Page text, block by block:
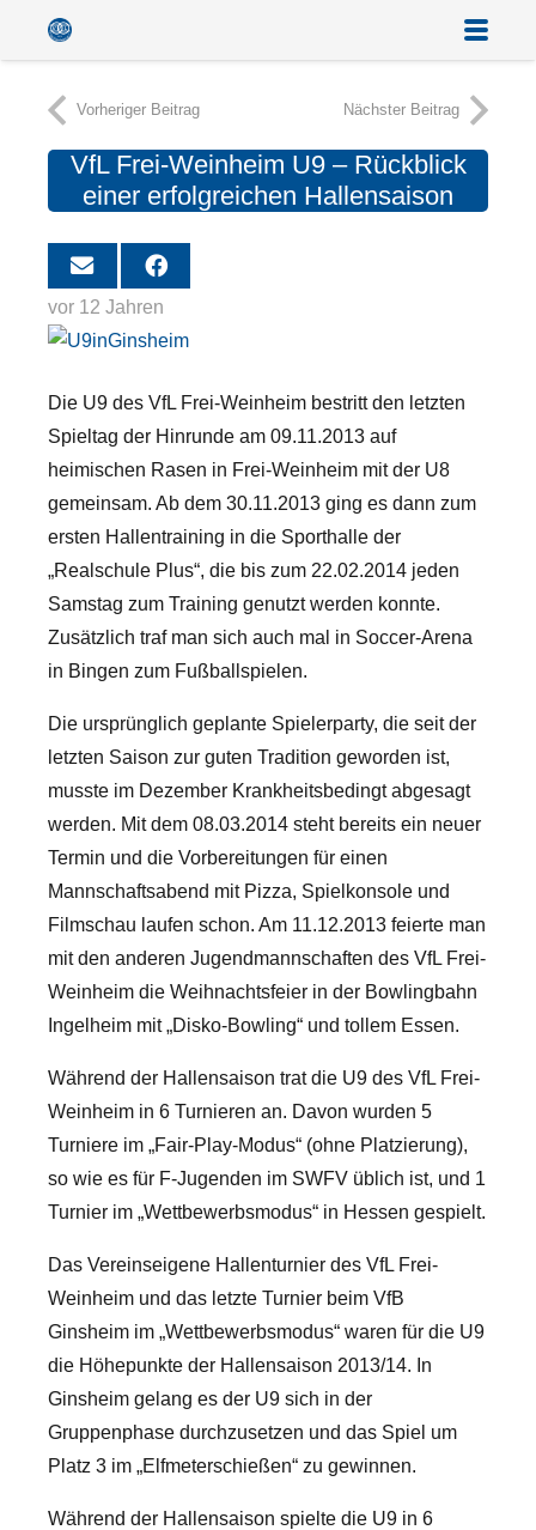
Vorheriger Beitrag Nächster Beitrag
VfL Frei-Weinheim U9 – Rückblick
einer erfolgreichen Hallensaison
vor 12 Jahren
Die U9 des VfL Frei-Weinheim bestritt den letzten
Spieltag der Hinrunde am 09.11.2013 auf
heimischen Rasen in Frei-Weinheim mit der U8
gemeinsam. Ab dem 30.11.2013 ging es dann zum
ersten Hallentraining in die Sporthalle der
„Realschule Plus“, die bis zum 22.02.2014 jeden
Samstag zum Training genutzt werden konnte.
Zusätzlich traf man sich auch mal in Soccer-Arena
in Bingen zum Fußballspielen.
Die ursprünglich geplante Spielerparty, die seit der
letzten Saison zur guten Tradition geworden ist,
musste im Dezember Krankheitsbedingt abgesagt
werden. Mit dem 08.03.2014 steht bereits ein neuer
Termin und die Vorbereitungen für einen
Mannschaftsabend mit Pizza, Spielkonsole und
Filmschau laufen schon. Am 11.12.2013 feierte man
mit den anderen Jugendmannschaften des VfL Frei-
Weinheim die Weihnachtsfeier in der Bowlingbahn
Ingelheim mit „Disko-Bowling“ und tollem Essen.
Während der Hallensaison trat die U9 des VfL Frei-
Weinheim in 6 Turnieren an. Davon wurden 5
Turniere im „Fair-Play-Modus“ (ohne Platzierung),
so wie es für F-Jugenden im SWFV üblich ist, und 1
Turnier im „Wettbewerbsmodus“ in Hessen gespielt.
Das Vereinseigene Hallenturnier des VfL Frei-
Weinheim und das letzte Turnier beim VfB
Ginsheim im „Wettbewerbsmodus“ waren für die U9
die Höhepunkte der Hallensaison 2013/14. In
Ginsheim gelang es der U9 sich in der
Gruppenphase durchzusetzen und das Spiel um
Platz 3 im „Elfmeterschießen“ zu gewinnen.
Während der Hallensaison spielte die U9 in 6